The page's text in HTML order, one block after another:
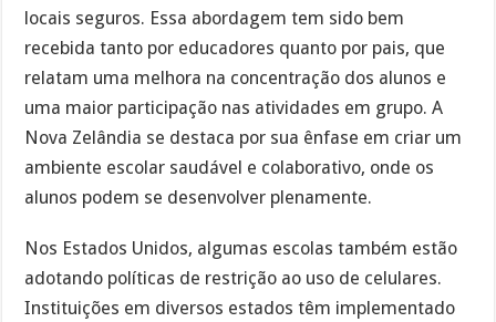
locais seguros. Essa abordagem tem sido bem
recebida tanto por educadores quanto por pais, que
relatam uma melhora na concentração dos alunos e
uma maior participação nas atividades em grupo. A
Nova Zelândia se destaca por sua ênfase em criar um
ambiente escolar saudável e colaborativo, onde os
alunos podem se desenvolver plenamente.
Nos Estados Unidos, algumas escolas também estão
adotando políticas de restrição ao uso de celulares.
Instituições em diversos estados têm implementado